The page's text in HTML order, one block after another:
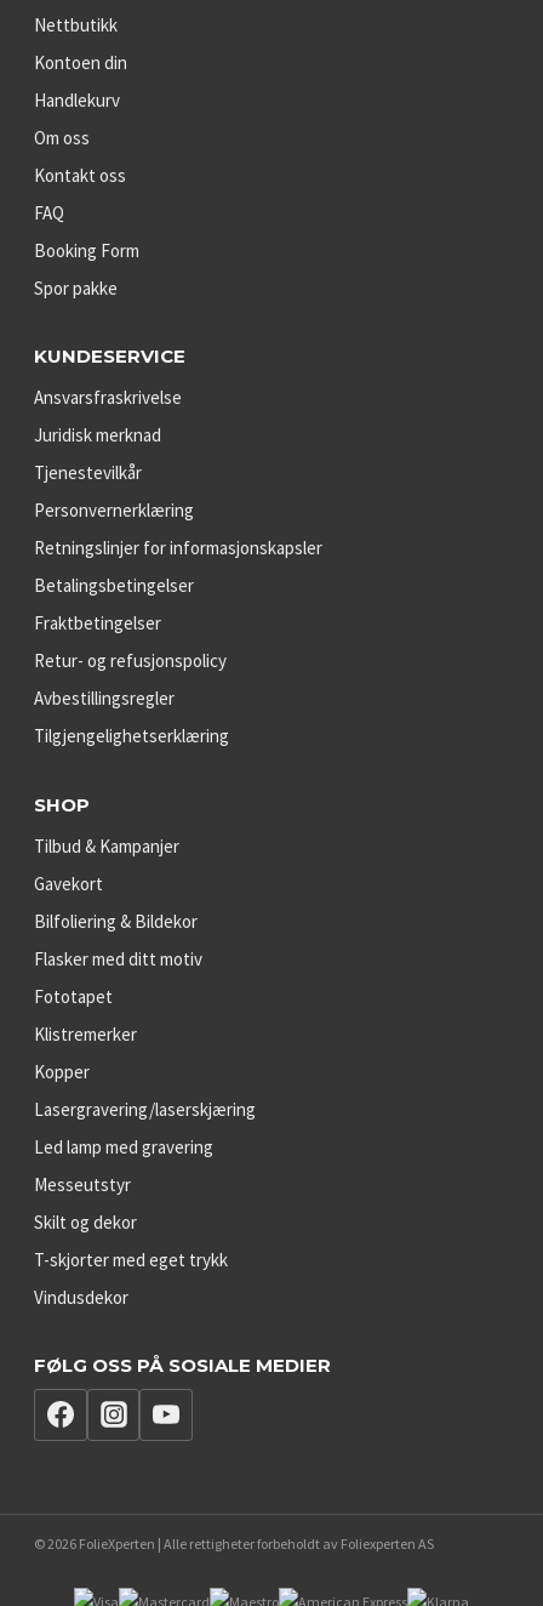
Nettbutikk
Kontoen din
Handlekurv
Om oss
Kontakt oss
FAQ
Booking Form
Spor pakke
KUNDESERVICE
Ansvarsfraskrivelse
Juridisk merknad
Tjenestevilkår
Personvernerklæring
Retningslinjer for informasjonskapsler
Betalingsbetingelser
Fraktbetingelser
Retur- og refusjonspolicy
Avbestillingsregler
Tilgjengelighetserklæring
SHOP
Tilbud & Kampanjer
Gavekort
Bilfoliering & Bildekor
Flasker med ditt motiv
Fototapet
Klistremerker
Kopper
Lasergravering/laserskjæring
Led lamp med gravering
Messeutstyr
Skilt og dekor
T-skjorter med eget trykk
Vindusdekor
FØLG OSS PÅ SOSIALE MEDIER
© 2026 FolieXperten | Alle rettigheter forbeholdt av Foliexperten AS